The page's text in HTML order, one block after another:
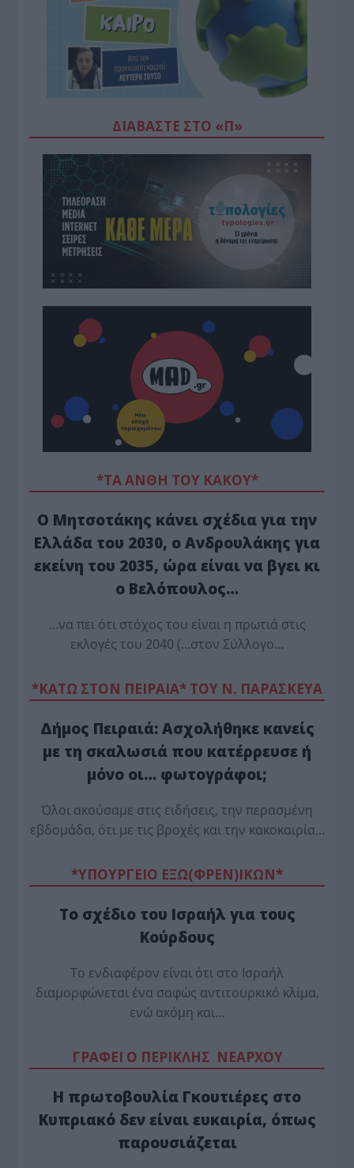
ΔΙΑΒΆΣΤΕ ΣΤΟ «Π»
*ΤΑ ΆΝΘΗ ΤΟΥ ΚΑΚΟΎ*
Ο Μητσοτάκης κάνει σχέδια για την
Ελλάδα του 2030, ο Ανδρουλάκης για
εκείνη του 2035, ώρα είναι να βγει κι
ο Βελόπουλος…
…να πει ότι στόχος του είναι η πρωτιά στις
εκλογές του 2040 (…στον Σύλλογο…
*ΚΑΤΩ ΣΤΟΝ ΠΕΙΡΑΙΑ* ΤΟΥ Ν. ΠΑΡΑΣΚΕΥΑ
Δήμος Πειραιά: Ασχολήθηκε κανείς
με τη σκαλωσιά που κατέρρευσε ή
μόνο οι… φωτογράφοι;
Όλοι ακούσαμε στις ειδήσεις, την περασμένη
εβδομάδα, ότι με τις βροχές και την κακοκαιρία…
*ΥΠΟΥΡΓΕΙΟ ΕΞΩ(ΦΡΕΝ)ΙΚΩΝ*
Το σχέδιο του Ισραήλ για τους
Κούρδους
Το ενδιαφέρον είναι ότι στο Ισραήλ
διαμορφώνεται ένα σαφώς αντιτουρκικό κλίμα,
ενώ ακόμη και…
ΓΡΑΦΕΙ Ο ΠΕΡΙΚΛΗΣ ΝΕΑΡΧΟΥ
Η πρωτοβουλία Γκουτιέρες στο
Κυπριακό δεν είναι ευκαιρία, όπως
παρουσιάζεται